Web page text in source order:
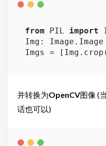
from PIL import
Img: Image.Image
Imgs =
并转换为OpenCV图像 (
话也可以)